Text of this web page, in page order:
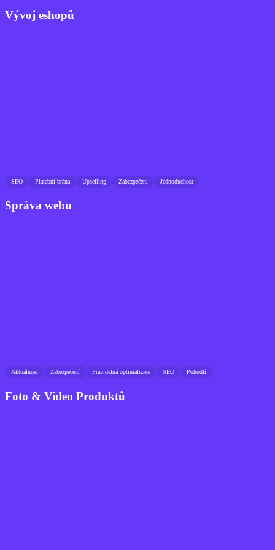
Vývoj eshopů
SEO Platební brána Upselling Zabezpečení Jednoduchost
Správa webu
Aktuálnost Zabezpečení Pravidelná optimalizace SEO Pohodlí
Foto & Video Produktů